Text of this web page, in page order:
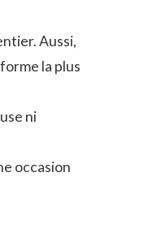
Aussi,
la plus
ni
occasion